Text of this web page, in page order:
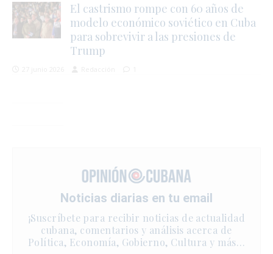
El castrismo rompe con 60 años de
modelo económico soviético en Cuba
para sobrevivir a las presiones de
Trump
Noticias diarias en tu email
¡Suscríbete para recibir noticias de actualidad
cubana, comentarios y análisis acerca de
Política, Economía, Gobierno, Cultura y más…